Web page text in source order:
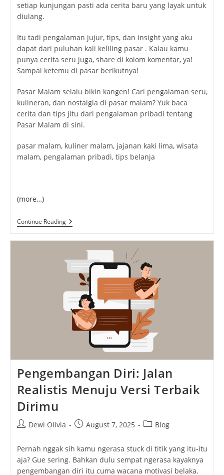
setiap kunjungan pasti ada cerita baru yang layak untuk
diulang.
Itu tadi pengalaman jujur, tips, dan insight yang aku
dapat dari puluhan kali keliling pasar . Kalau kamu
punya cerita seru juga, share di kolom komentar, ya!
Sampai ketemu di pasar berikutnya!
Pasar Malam selalu bikin kangen! Cari pengalaman seru,
kulineran, dan nostalgia di pasar malam? Yuk baca
cerita dan tips jitu dari pengalaman pribadi tentang
Pasar Malam di sini.
pasar malam, kuliner malam, jajanan kaki lima, wisata
malam, pengalaman pribadi, tips belanja
(more…)
Continue ReadingPasar
Malam:
Dan
Nostalgia
Tengah
Keramaian
Pengembangan Diri: Jalan
Realistis Menuju Versi Terbaik
Dirimu
PostDewi Olivia
PostAugust 7, 2025
PostBlog
Pernah nggak sih kamu ngerasa stuck di titik yang itu-itu
aja? Gue sering. Bahkan dulu sempat ngerasa kayaknya
pengembangan diri itu cuma wacana motivasi belaka.